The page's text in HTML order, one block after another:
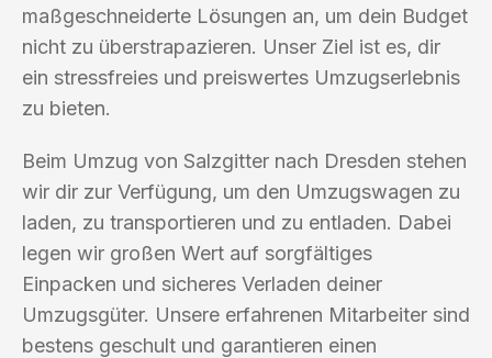
maßgeschneiderte Lösungen an, um dein Budget
nicht zu überstrapazieren. Unser Ziel ist es, dir
ein stressfreies und preiswertes Umzugserlebnis
zu bieten.
Beim Umzug von Salzgitter nach Dresden stehen
wir dir zur Verfügung, um den Umzugswagen zu
laden, zu transportieren und zu entladen. Dabei
legen wir großen Wert auf sorgfältiges
Einpacken und sicheres Verladen deiner
Umzugsgüter. Unsere erfahrenen Mitarbeiter sind
bestens geschult und garantieren einen